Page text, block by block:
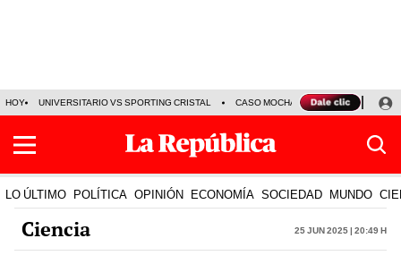
HOY UNIVERSITARIO VS SPORTING CRISTAL CASO MOCHASUELDOS
LO ÚLTIMO POLÍTICA OPINIÓN ECONOMÍA SOCIEDAD MUNDO
Ciencia 25 Jun 2025 | 20:49 h